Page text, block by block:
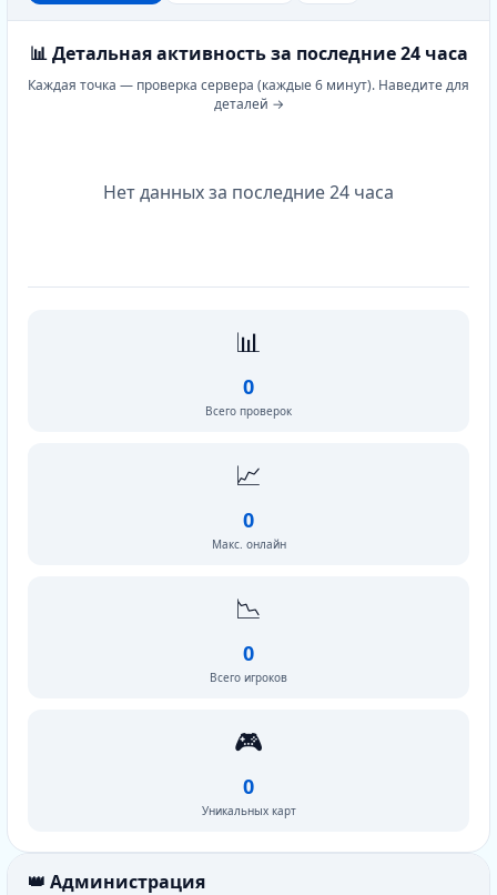
📊 Детальная активность за последние 24 часа
Каждая точка — проверка сервера (каждые 6 минут). Наведите для
деталей →
Нет данных за последние 24 часа
📊
0
Всего проверок
📈
0
Макс. онлайн
📉
0
Всего игроков
🎮
0
Уникальных карт
👑 Администрация